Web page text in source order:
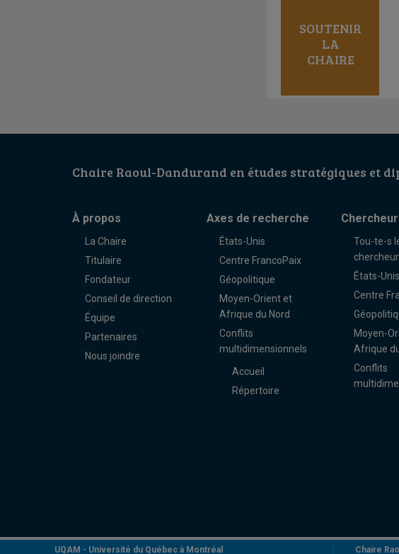
SOUTENIR
LA
CHAIRE
Chaire Raoul-Dandurand en études stratégiques et
À propos
La Chaire
Titulaire
Fondateur
Conseil de direction
Équipe
Partenaires
Nous joindre
Axes de recherche
États-Unis
Centre FrancoPaix
Géopolitique
Moyen-Orient et
Afrique du Nord
Conflits
multidimensionnels
Accueil
Répertoire
Tou-te-s
États-Unis
Centre
Moyen-
Afrique
Conflits
UQAM - Université du Québec à Montréal Chaire